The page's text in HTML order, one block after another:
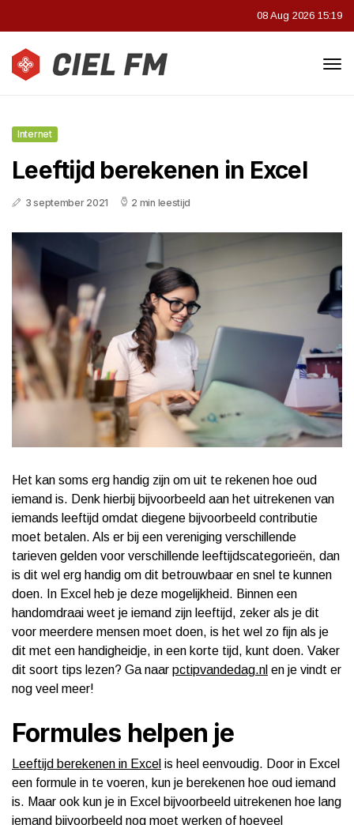
08 Aug 2026 15:19
Internet
Leeftijd berekenen in Excel
3 september 2021 2 min leestijd
Het kan soms erg handig zijn om uit te rekenen hoe oud
iemand is. Denk hierbij bijvoorbeeld aan het uitrekenen van
iemands leeftijd omdat diegene bijvoorbeeld contributie
moet betalen. Als er bij een vereniging verschillende
tarieven gelden voor verschillende leeftijdscategorieën, dan
is dit wel erg handig om dit betrouwbaar en snel te kunnen
doen. In Excel heb je deze mogelijkheid. Binnen een
handomdraai weet je iemand zijn leeftijd, zeker als je dit
voor meerdere mensen moet doen, is het wel zo fijn als je
dit met een handigheidje, in een korte tijd, kunt doen. Vaker
dit soort tips lezen? Ga naar pctipvandedag.nl en je vindt er
nog veel meer!
Formules helpen je
Leeftijd berekenen in Excel is heel eenvoudig. Door in Excel
een formule in te voeren, kun je berekenen hoe oud iemand
is. Maar ook kun je in Excel bijvoorbeeld uitrekenen hoe lang
iemand bijvoorbeeld nog moet werken of hoeveel